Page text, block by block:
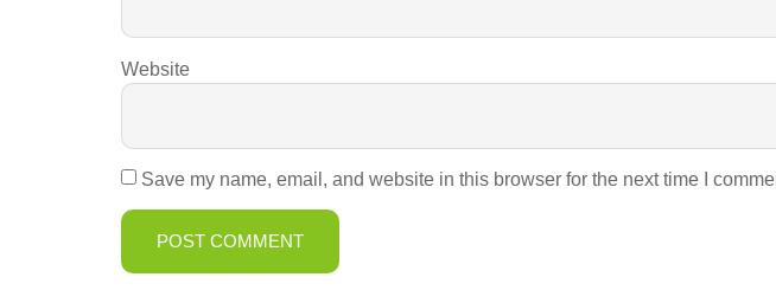
Website
Save my name, email, and website in this browser for the next time I